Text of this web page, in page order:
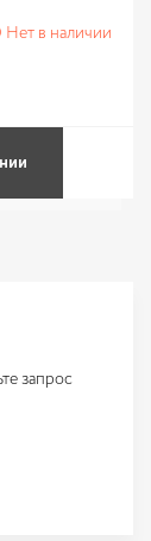
Нет в наличии
запрос